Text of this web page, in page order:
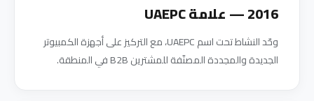
2016 — علامة UAEPC
وحّد النشاط تحت اسم UAEPC، مع التركيز على أجهزة الكمبيوتر
الجديدة والمجددة المصنّفة للمشترين B2B في المنطقة.